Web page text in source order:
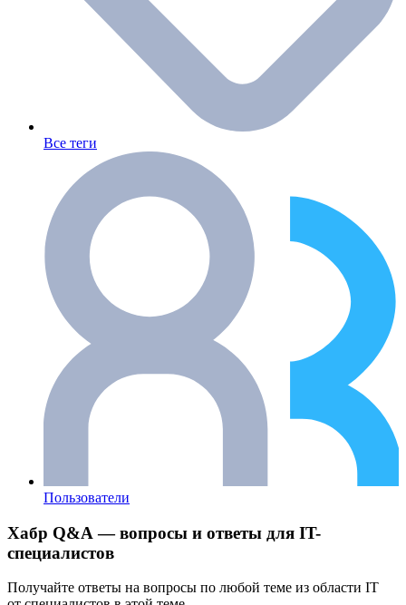
Все теги
Пользователи
Хабр Q&A — вопросы и ответы для IT-
специалистов
Получайте ответы на вопросы по любой теме из области IT